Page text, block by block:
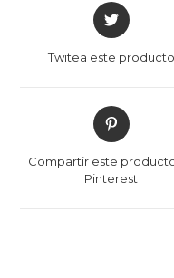
Opens
in
new
Twitea este producto
Opens
in
new
window
Compartir este
Pinterest